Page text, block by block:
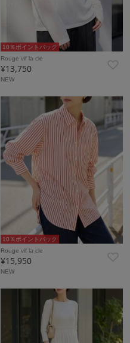
10％ポイントバック
Rouge vif la cle
¥13,750
NEW
10％ポイントバック
Rouge vif la cle
¥15,950
NEW